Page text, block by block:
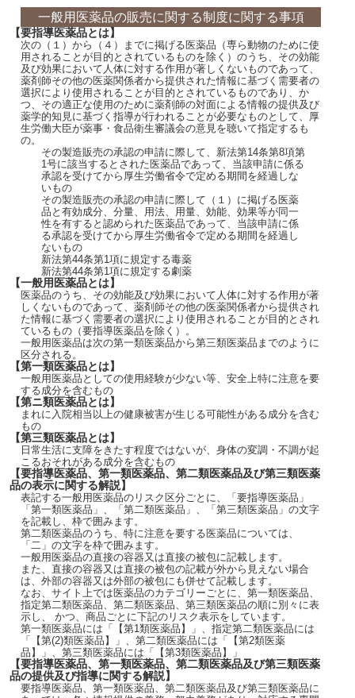
一般用医薬品の販売に関する制度に関する事項
【要指導医薬品とは】
次の（１）から（４）までに掲げる医薬品（専ら動物のために使
用されることが目的とされているものを除く）のうち、その効能
及び効果において人体に対する作用が著しくないものであって、
薬剤師その他の医薬関係者から提供された情報に基づく需要者の
選択により使用されることが目的とされているものであり、か
つ、その適正な使用のために薬剤師の対面による情報の提供及び
薬学的知見に基づく指導が行われることが必要なものとして、厚
生労働大臣が薬事・食品衛生審議会の意見を聴いて指定するも
の。
その製造販売の承認の申請に際して、新法第14条第8項第
1号に該当するとされた医薬品であって、当該申請に係る
承認を受けてから厚生労働省令で定める期間を経過しな
いもの
その製造販売の承認の申請に際して（１）に掲げる医薬
品と有効成分、分量、用法、用量、効能、効果等が同一
性を有すると認められた医薬品であって、当該申請に係
る承認を受けてから厚生労働省令で定める期間を経過し
ないもの
新法第44条第1項に規定する毒薬
新法第44条第1項に規定する劇薬
【一般用医薬品とは】
医薬品のうち、その効能及び効果において人体に対する作用が著
しくないものであって、薬剤師その他の医薬関係者から提供され
た情報に基づく需要者の選択により使用されることが目的とされ
ているもの（要指導医薬品を除く）。
一般用医薬品は次の第一類医薬品から第三類医薬品までのように
区分される。
【第一類医薬品とは】
一般用医薬品としての使用経験が少ない等、安全上特に注意を要
する成分を含むもの
【第ニ類医薬品とは】
まれに入院相当以上の健康被害が生じる可能性がある成分を含む
もの
【第三類医薬品とは】
日常生活に支障をきたす程度ではないが、身体の変調・不調が起
こるおそれがある成分を含むもの
【要指導医薬品、第一類医薬品、第二類医薬品及び第三類医薬
品の表示に関する解説】
表記する一般用医薬品のリスク区分ごとに、「要指導医薬品」
「第一類医薬品」、「第二類医薬品」、「第三類医薬品」の文字
を記載し、枠で囲みます。
第二類医薬品のうち、特に注意を要する医薬品については、
「二」の文字を枠で囲みます。
一般用医薬品の直接の容器又は直接の被包に記載します。
また、直接の容器又は直接の被包の記載が外から見えない場合
は、外部の容器又は外部の被包にも併せて記載します。
なお、サイト上では医薬品のカテゴリーごとに、第一類医薬品、
指定第二類医薬品、第二類医薬品、第三類医薬品の順に別々に表
示し、 かつ、商品ごとに下記のリスク表示をしています。
第一類医薬品には「【第1類医薬品】」、指定第二類医薬品には
「【第(2)類医薬品】」、第二類医薬品には「【第2類医薬
品】」、第三類医薬品には「【第3類医薬品】」
【要指導医薬品、第一類医薬品、第二類医薬品及び第三類医薬
品の提供及び指導に関する解説】
要指導医薬品、第一類医薬品、第二類医薬品及び第三類医薬品に